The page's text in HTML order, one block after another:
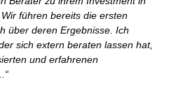
führen bereits die ersten
über deren Ergebnisse. Ich
sich extern beraten lassen hat,
und erfahrenen